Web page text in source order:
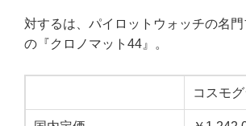
対するは、パイロットウォッチの名
の『クロノマット44』。
コスモ